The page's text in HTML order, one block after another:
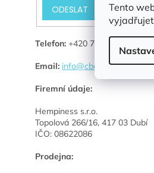
Tento
ODESLAT
Telefon: +420 737 544 040
Email: info@cbdvakci.cz
Firemní údaje:
Hempiness s.r.o.
Topolová 266/16, 417 03 Dubí
IČO: 08622086
Prodejna: